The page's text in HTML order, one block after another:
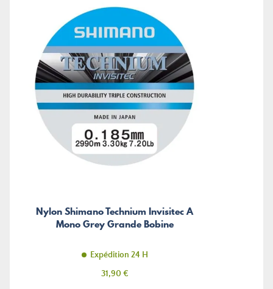
Nylon Shimano Technium Invisitec A
Mono Grey Grande Bobine
Expédition 24 H
Prix
31,90 €